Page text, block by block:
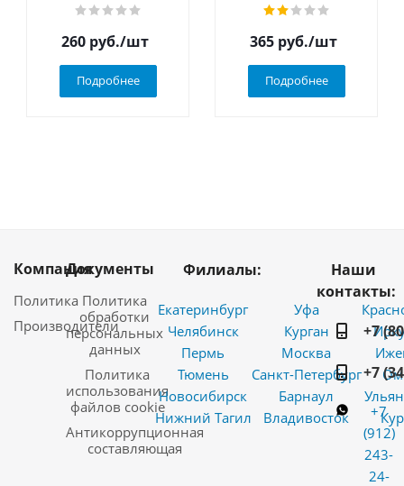
260 руб./шт
Подробнее
365 руб./шт
Подробнее
Компания
Политика
Производители
Документы
Политика
обработки
персональных
данных
Политика
использования
файлов cookie
Антикоррупционная
составляющая
Филиалы:
Екатеринбург
Челябинск
Пермь
Тюмень
Новосибирск
Нижний Тагил
Уфа
Курган
Москва
Санкт-Петербург
Барнаул
Владивосток
Наши
контакты:
+7
+7
+7
(912)
243-
24-